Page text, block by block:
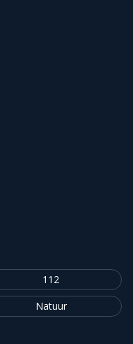
112
Natuur